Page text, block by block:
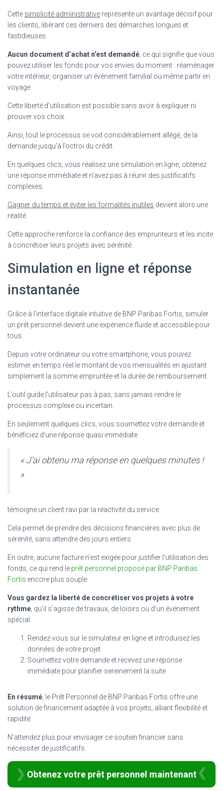
Cette simplicité administrative représente un avantage décisif pour
les clients, libérant ces derniers des démarches longues et
fastidieuses.
Aucun document d’achat n’est demandé , ce qui signifie que vous
pouvez utiliser les fonds pour vos envies du moment : réaménager
votre intérieur, organiser un événement familial ou même partir en
voyage.
Cette liberté d’utilisation est possible sans avoir à expliquer ni
prouver vos choix.
Ainsi, tout le processus se voit considérablement allégé, de la
demande jusqu’à l’octroi du crédit.
En quelques clics, vous réalisez une simulation en ligne, obtenez
une réponse immédiate et n’avez pas à réunir des justificatifs
complexes.
Gagner du temps et éviter les formalités inutiles devient alors une
réalité.
Cette approche renforce la confiance des emprunteurs et les incite
à concrétiser leurs projets avec sérénité.
Simulation en ligne et réponse
instantanée
Grâce à l’interface digitale intuitive de BNP Paribas Fortis, simuler
un prêt personnel devient une expérience fluide et accessible pour
tous.
Depuis votre ordinateur ou votre smartphone, vous pouvez
estimer en temps réel le montant de vos mensualités en ajustant
simplement la somme empruntée et la durée de remboursement.
L’outil guide l’utilisateur pas à pas, sans jamais rendre le
processus complexe ou incertain.
En seulement quelques clics, vous soumettez votre demande et
bénéficiez d’une réponse quasi immédiate.
« J’ai obtenu ma réponse en quelques minutes !
»
témoigne un client ravi par la réactivité du service.
Cela permet de prendre des décisions financières avec plus de
sérénité, sans attendre des jours entiers.
En outre, aucune facture n’est exigée pour justifier l’utilisation des
fonds, ce qui rend le prêt personnel proposé par BNP Paribas
Fortis encore plus souple.
Vous gardez la liberté de concrétiser vos projets à votre
rythme , qu’il s’agisse de travaux, de loisirs ou d’un événement
spécial.
Rendez-vous sur le simulateur en ligne et introduisez les
données de votre projet
Soumettez votre demande et recevez une réponse
immédiate pour planifier sereinement la suite
En résumé , le Prêt Personnel de BNP Paribas Fortis offre une
solution de financement adaptée à vos projets, alliant flexibilité et
rapidité.
N’attendez plus pour envisager ce soutien financier sans
nécessiter de justificatifs.
Obtenez votre prêt personnel maintenant